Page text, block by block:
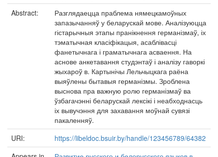
Abstract:
Разглядаецца праблема нямецкамоўных
запазычанняў у беларускай мове. Аналізуюцца
гістарычныя этапы пранікнення германізмаў, іх
тэматычная класіфікацыя, асаблівасці
фанетычнага і граматычнага асваення. На
аснове анкетавання студэнтаў і аналізу гаворкі
жыхароў в. Картынічы Лельчыцкага раёна
выяўлены бытавыя германізмы. Зроблена
выснова пра важную ролю германізмаў ва
ўзбагачэнні беларускай лексікі і неабходнасць
іх вывучэння для захавання моўнай сувязі
пакаленняў.
URI:
https://libeldoc.bsuir.by/handle/123456789/64382